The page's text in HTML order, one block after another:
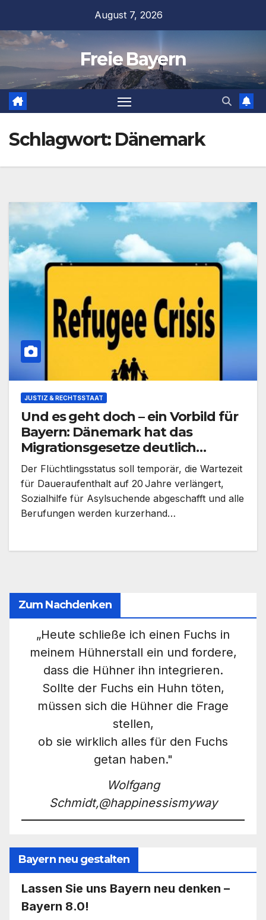
springen
August 7, 2026
Freie Bayern
Schlagwort: Dänemark
JUSTIZ & RECHTSSTAAT
Und es geht doch – ein Vorbild für
Bayern: Dänemark hat das
Migrationsgesetze deutlich
verschärft und England folgt.
Der Flüchtlingsstatus soll temporär, die Wartezeit
für Daueraufenthalt auf 20 Jahre verlängert,
Sozialhilfe für Asylsuchende abgeschafft und alle
Berufungen werden kurzerhand…
Zum Nachdenken
„Heute schließe ich einen Fuchs in
meinem Hühnerstall ein und fordere,
dass die Hühner ihn integrieren.
Sollte der Fuchs ein Huhn töten,
müssen sich die Hühner die Frage
stellen,
ob sie wirklich alles für den Fuchs
getan haben."
Wolfgang
Schmidt,@happinessismyway
Bayern neu gestalten
Lassen Sie uns Bayern neu denken –
Bayern 8.0!